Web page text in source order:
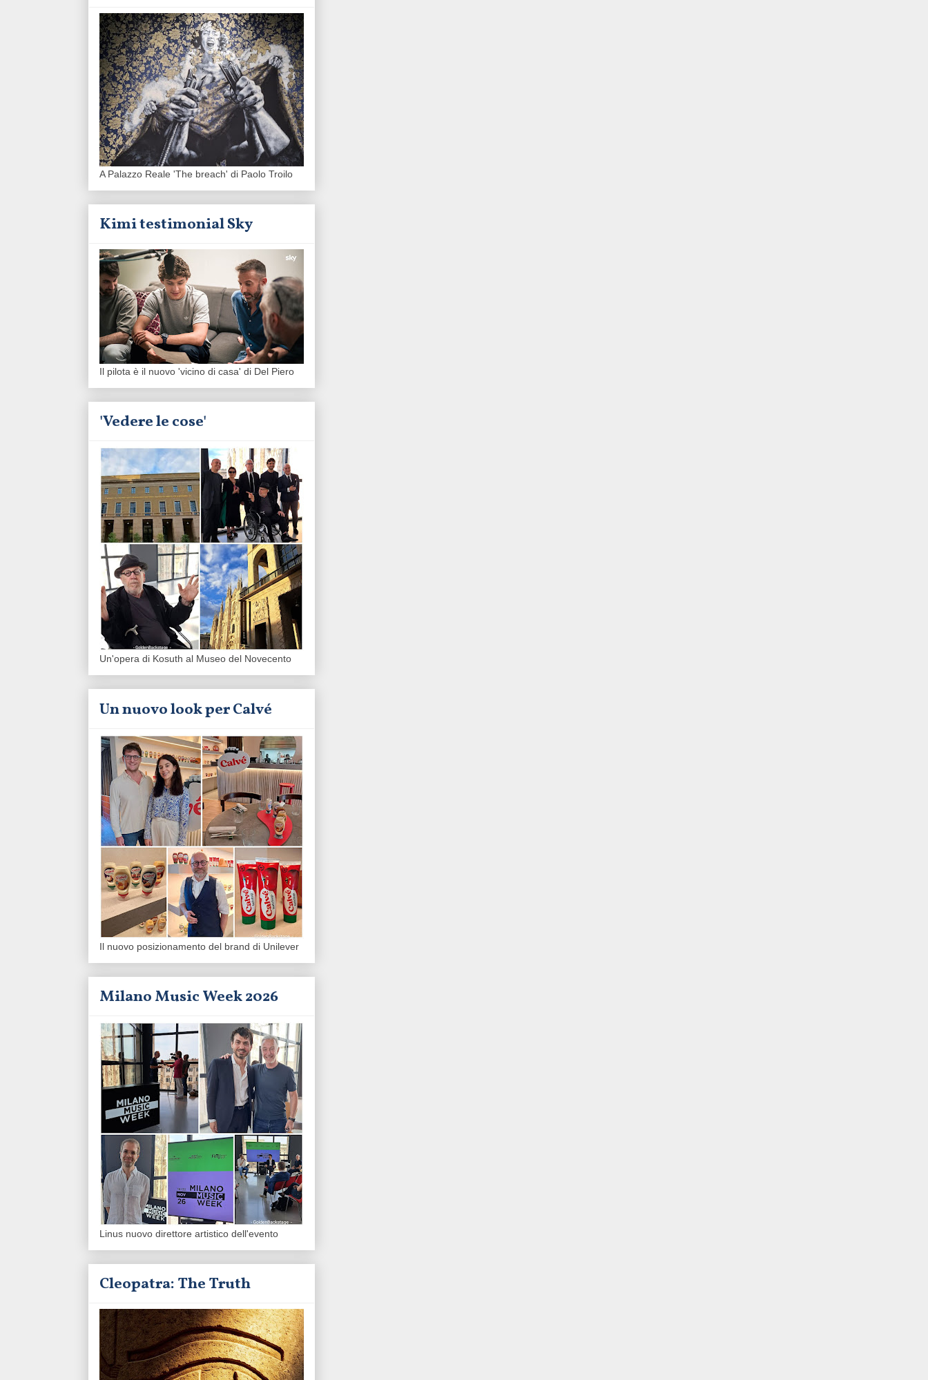
A Palazzo Reale 'The breach' di Paolo Troilo
Kimi testimonial Sky
Il pilota è il nuovo 'vicino di casa' di Del Piero
'Vedere le cose'
Un'opera di Kosuth al Museo del Novecento
Un nuovo look per Calvé
Il nuovo posizionamento del brand di Unilever
Milano Music Week 2026
Linus nuovo direttore artistico dell'evento
Cleopatra: The Truth